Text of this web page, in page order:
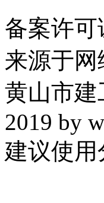
备案许可
来源于
黄山市
2019 by
建议使用